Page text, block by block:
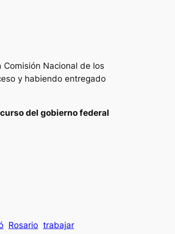
Nacional de los
y habiendo entregado
del gobierno federal
Rosario trabajar